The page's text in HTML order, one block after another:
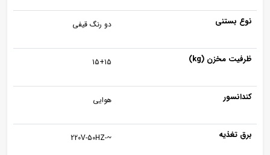
نوع بستنی دو رنگ قیفی
ظرفیت مخزن (kg) 15+15
کندانسور هوایی
برق تغذیه ~-220V-50HZ